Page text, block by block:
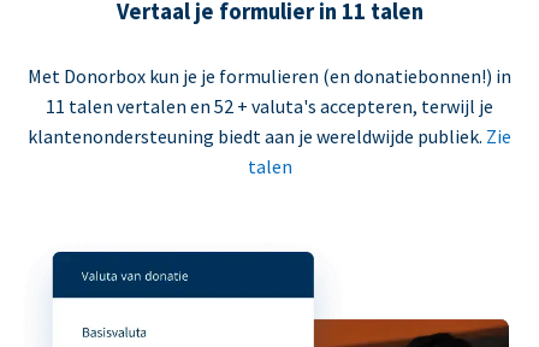
Vertaal je formulier in 11 talen
Met Donorbox kun je je formulieren (en donatiebonnen!) in
11 talen vertalen en 52 + valuta's accepteren, terwijl je
klantenondersteuning biedt aan je wereldwijde publiek. Zie
talen